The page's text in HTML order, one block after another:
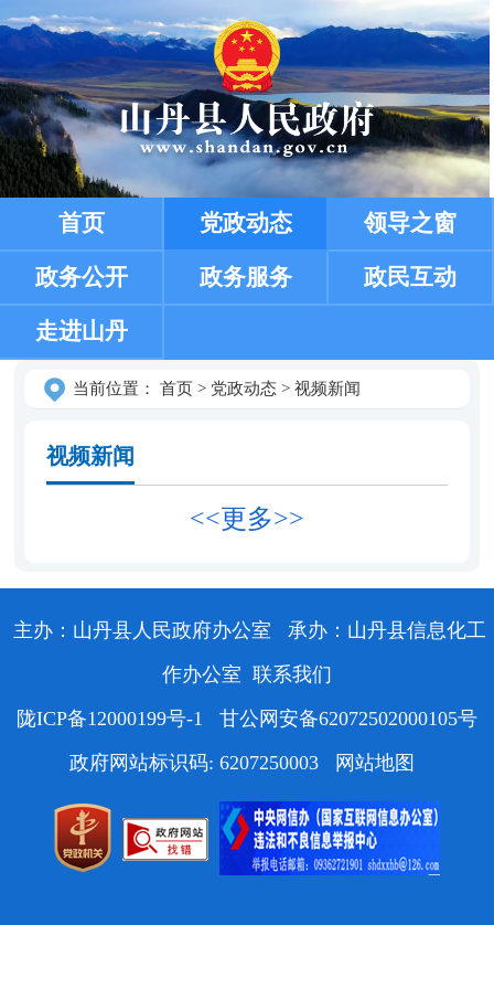
首页 党政动态 领导之窗
政务公开 政务服务 政民互动
走进山丹
当前位置： 首页> 党政动态> 视频新闻
视频新闻
<<更多>>
主办：山丹县人民政府办公室
承办：山丹县信息化工
作办公室 联系我们
陇ICP备12000199号-1
甘公网安备62072502000105号
政府网站标识码: 6207250003
网站地图